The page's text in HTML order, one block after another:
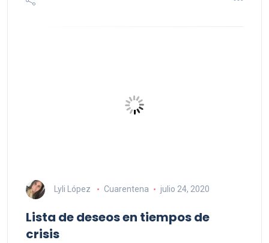
Lyli López Cuarentena julio 24, 2020
Lista de deseos en tiempos de
crisis